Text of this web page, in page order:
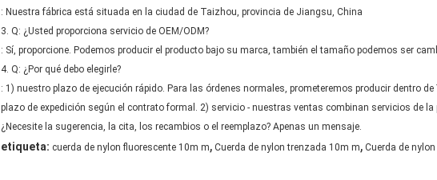
: Nuestra fábrica está situada en la ciudad de Taizhou, provincia de Jiangsu, China
3. Q: ¿Usted proporciona servicio de OEM/ODM?
: Sí, proporcione. Podemos producir el producto bajo su marca, también el tamaño podemos ser
4. Q: ¿Por qué debo elegirle?
: 1) nuestro plazo de ejecución rápido. Para las órdenes normales, prometeremos producir dentro
plazo de expedición según el contrato formal. 2) servicio - nuestras ventas combinan servicios de la
¿Necesite la sugerencia, la cita, los recambios o el reemplazo? Apenas un mensaje.
etiqueta: cuerda de nylon fluorescente 10m m, Cuerda de nylon trenzada 10m m, Cuerda de